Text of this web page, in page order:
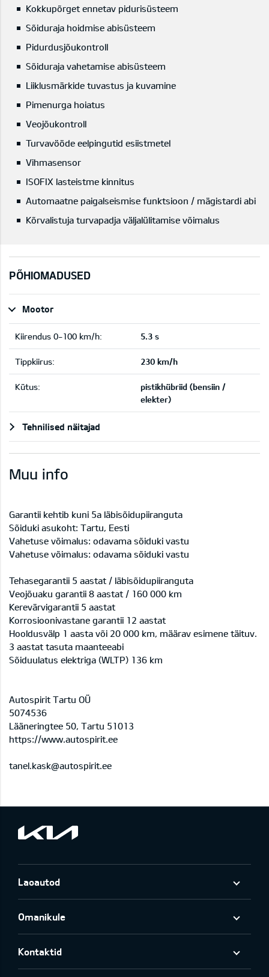
Kokkupõrget ennetav pidurisüsteem
Sõiduraja hoidmise abisüsteem
Pidurdusjõukontroll
Sõiduraja vahetamise abisüsteem
Liiklusmärkide tuvastus ja kuvamine
Pimenurga hoiatus
Veojõukontroll
Turvavööde eelpingutid esiistmetel
Vihmasensor
ISOFIX lasteistme kinnitus
Automaatne paigalseismise funktsioon / mägistardi abi
Kõrvalistuja turvapadja väljalülitamise võimalus
PÕHIOMADUSED
Mootor
Kiirendus 0-100 km/h: 5.3 s
Tippkiirus: 230 km/h
Kütus:
pistikhübriid (bensiin /
elekter)
Tehnilised näitajad
Muu info
Garantii kehtib kuni 5a läbisõidupiiranguta
Sõiduki asukoht: Tartu, Eesti
Vahetuse võimalus: odavama sõiduki vastu
Vahetuse võimalus: odavama sõiduki vastu
Tehasegarantii 5 aastat / läbisõidupiiranguta
Veojõuaku garantii 8 aastat / 160 000 km
Kerevärvigarantii 5 aastat
Korrosioonivastane garantii 12 aastat
Hooldusvälp 1 aasta või 20 000 km, määrav esimene täituv.
3 aastat tasuta maanteeabi
Sõiduulatus elektriga (WLTP) 136 km
Autospirit Tartu OÜ
5074536
Lääneringtee 50, Tartu 51013
https://www.autospirit.ee
tanel.kask@autospirit.ee
Laoautod
Omanikule
Kontaktid